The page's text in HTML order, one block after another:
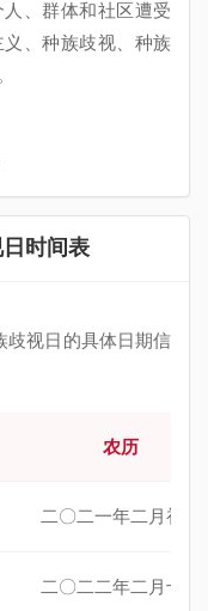
、群体和社区遭受
、种族歧视、种族
时间表
歧视日的具体日期信
农历
二〇二一年二月初九
二〇二二年二月十九